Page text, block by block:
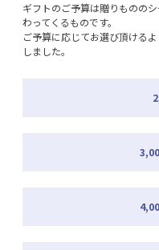
ギフトのご予算は贈りものの
わってくるものです。
ご予算に応じてお選び頂ける
しました。